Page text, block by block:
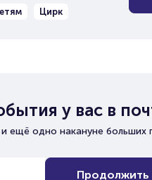
Цирк
у вас в
одно накануне больших
Продолжить